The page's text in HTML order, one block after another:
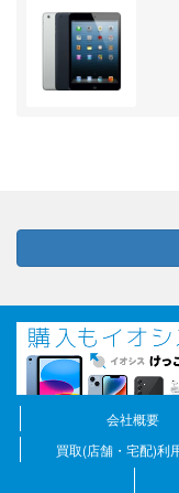
会社概要
買取(店舗・宅配)利